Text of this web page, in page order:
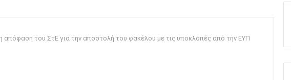
απόφαση του ΣτΕ για την αποστολή του φακέλου με τις υποκλοπές από την ΕΥΠ